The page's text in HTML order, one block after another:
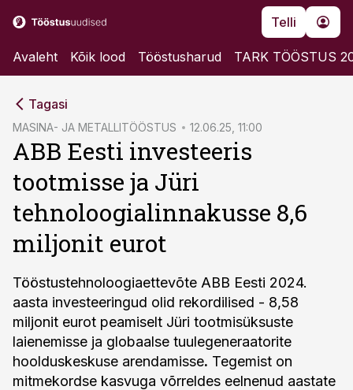
Telli
Avaleht Kõik lood Tööstusharud TARK TÖÖSTUS
Tagasi
MASINA- JA METALLITÖÖSTUS 12.06.25, 11:00
ABB Eesti investeeris
tootmisse ja Jüri
tehnoloogialinnakusse 8,6
miljonit eurot
Tööstustehnoloogiaettevõte ABB Eesti 2024.
aasta investeeringud olid rekordilised - 8,58
miljonit eurot peamiselt Jüri tootmisüksuste
laienemisse ja globaalse tuulegeneraatorite
hoolduskeskuse arendamisse. Tegemist on
mitmekordse kasvuga võrreldes eelnenud aastate